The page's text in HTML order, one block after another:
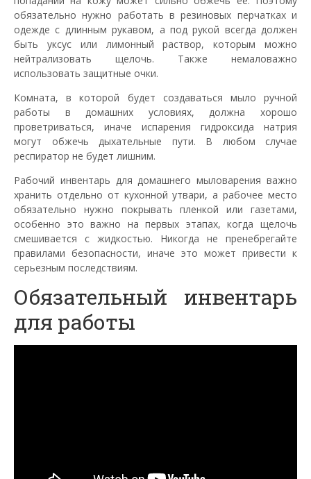
обязательно нужно работать в резиновых перчатках и
одежде с длинным рукавом, а под рукой всегда должен
быть уксус или лимонный раствор, которым можно
нейтрализовать щелочь. Также немаловажно
использовать защитные очки.
Комната, в которой будет создаваться мыло ручной
работы в домашних условиях, должна хорошо
проветриваться, иначе испарения гидроксида натрия
могут обжечь дыхательные пути. В любом случае
респиратор не будет лишним.
Рабочий инвентарь для домашнего мыловарения важно
хранить отдельно от кухонной утвари, а рабочее место
обязательно нужно покрывать пленкой или газетами,
особенно это важно на первых этапах, когда щелочь
смешивается с жидкостью. Никогда не пренебрегайте
правилами безопасности, иначе это может привести к
серьезным последствиям.
Обязательный инвентарь
для работы